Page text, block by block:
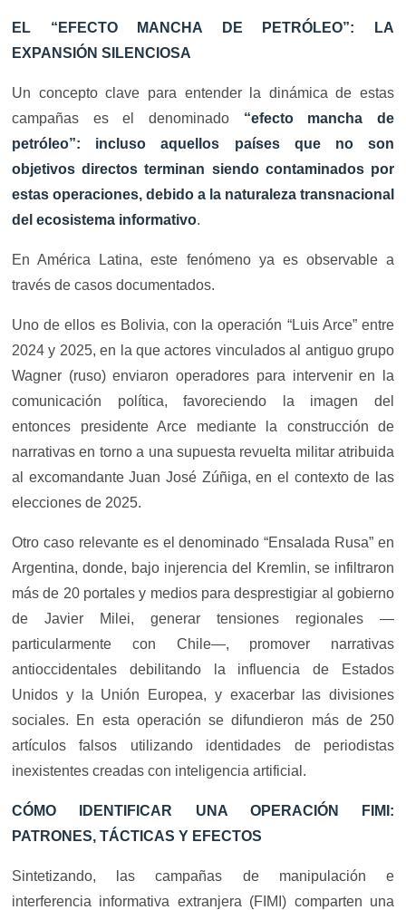
EL “EFECTO MANCHA DE PETRÓLEO”: LA
EXPANSIÓN SILENCIOSA
Un concepto clave para entender la dinámica de estas
campañas es el denominado “efecto mancha de
petróleo”: incluso aquellos países que no son
objetivos directos terminan siendo contaminados por
estas operaciones, debido a la naturaleza transnacional
del ecosistema informativo.
En América Latina, este fenómeno ya es observable a
través de casos documentados.
Uno de ellos es Bolivia, con la operación “Luis Arce” entre
2024 y 2025, en la que actores vinculados al antiguo grupo
Wagner (ruso) enviaron operadores para intervenir en la
comunicación política, favoreciendo la imagen del
entonces presidente Arce mediante la construcción de
narrativas en torno a una supuesta revuelta militar atribuida
al excomandante Juan José Zúñiga, en el contexto de las
elecciones de 2025.
Otro caso relevante es el denominado “Ensalada Rusa” en
Argentina, donde, bajo injerencia del Kremlin, se infiltraron
más de 20 portales y medios para desprestigiar al gobierno
de Javier Milei, generar tensiones regionales —
particularmente con Chile—, promover narrativas
antioccidentales debilitando la influencia de Estados
Unidos y la Unión Europea, y exacerbar las divisiones
sociales. En esta operación se difundieron más de 250
artículos falsos utilizando identidades de periodistas
inexistentes creadas con inteligencia artificial.
CÓMO IDENTIFICAR UNA OPERACIÓN FIMI:
PATRONES, TÁCTICAS Y EFECTOS
Sintetizando, las campañas de manipulación e
interferencia informativa extranjera (FIMI) comparten una